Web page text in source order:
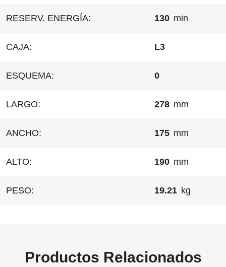
RESERV. ENERGÍA: 130 min
CAJA: L3
ESQUEMA: 0
LARGO: 278 mm
ANCHO: 175 mm
ALTO: 190 mm
PESO: 19.21 kg
Productos Relacionados